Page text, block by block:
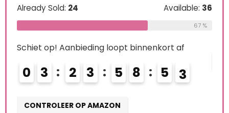
Already Sold: 24 Available: 36
67 %
Schiet op! Aanbieding loopt binnenkort af
0 3 2 3 5 8 5 1
2
CONTROLEER OP AMAZON